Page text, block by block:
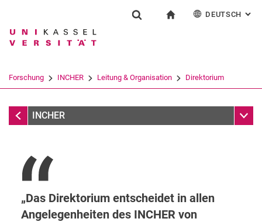
Springe direkt zu: Inhalt
Springe direkt zu: Suche
Springe direkt zu:
Suchbegriff
Suchen (öffnet externen Link in einem
DEUTSCH :
Forschung INCHER Leitung & Organisation Direktorium
Leitung & Organisation
INCHER
Das Direktorium entscheidet in allen
Angelegenheiten des INCHER von